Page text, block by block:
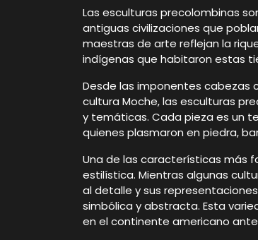
Las esculturas precolombinas
antiguas civilizaciones que
maestras de arte reflejan la
indígenas que habitaron estas
Desde las imponentes cabezas
cultura Moche, las esculturas
y temáticas. Cada pieza es un
quienes plasmaron en piedra,
Una de las características más
estilística. Mientras algunas
al detalle y sus
simbólica y abstracta. Esta
en el continente americano